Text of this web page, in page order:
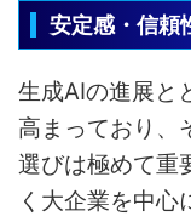
安定感・信頼
生成AIの進展と
高まっており、
選びは極めて重
く大企業を中心